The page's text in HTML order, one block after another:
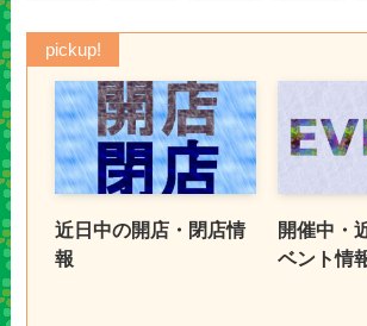
pickup!
近日中の開店・閉店情
報
開催中・
ベント情